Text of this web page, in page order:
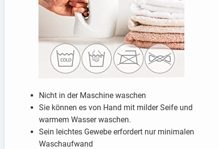
Nicht in der Maschine waschen
Sie können es von Hand mit milder Seife und
warmem Wasser waschen.
Sein leichtes Gewebe erfordert nur minimalen
Waschaufwand